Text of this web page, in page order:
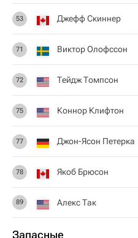
53 Джефф Скиннер
71 Виктор Олофссон
72 Тейдж Томпсон
75 Коннор Клифтон
77 Джон-Ясон Петерка
78 Якоб Брюсон
89 Алекс Так
Запасные